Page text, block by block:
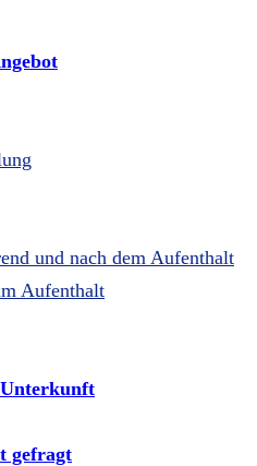
und nach dem Aufenthalt
Aufenthalt
gefragt